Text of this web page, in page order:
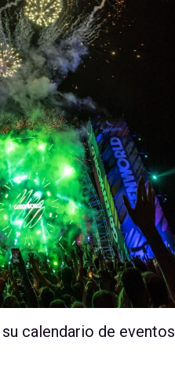
calendario de eventos